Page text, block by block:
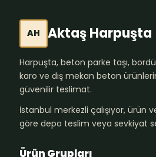
AH Aktaş Harpuşta
Harpuşta, beton parke taşı,
karo ve dış mekan beton
güvenilir teslimat.
İstanbul merkezli çalışıyor, ürün
göre depo teslim veya sevkiyat
Ürün Grupları